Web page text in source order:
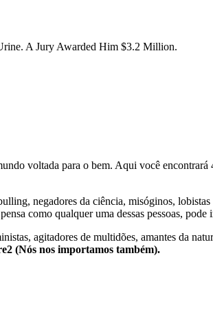
A Jury Awarded Him $3.2 Million.
voltada para o bem. Aqui você
negadores da ciência, misóginos,
como qualquer uma dessas pessoas,
agitadores de multidões, amantes da
(Nós nos importamos também).